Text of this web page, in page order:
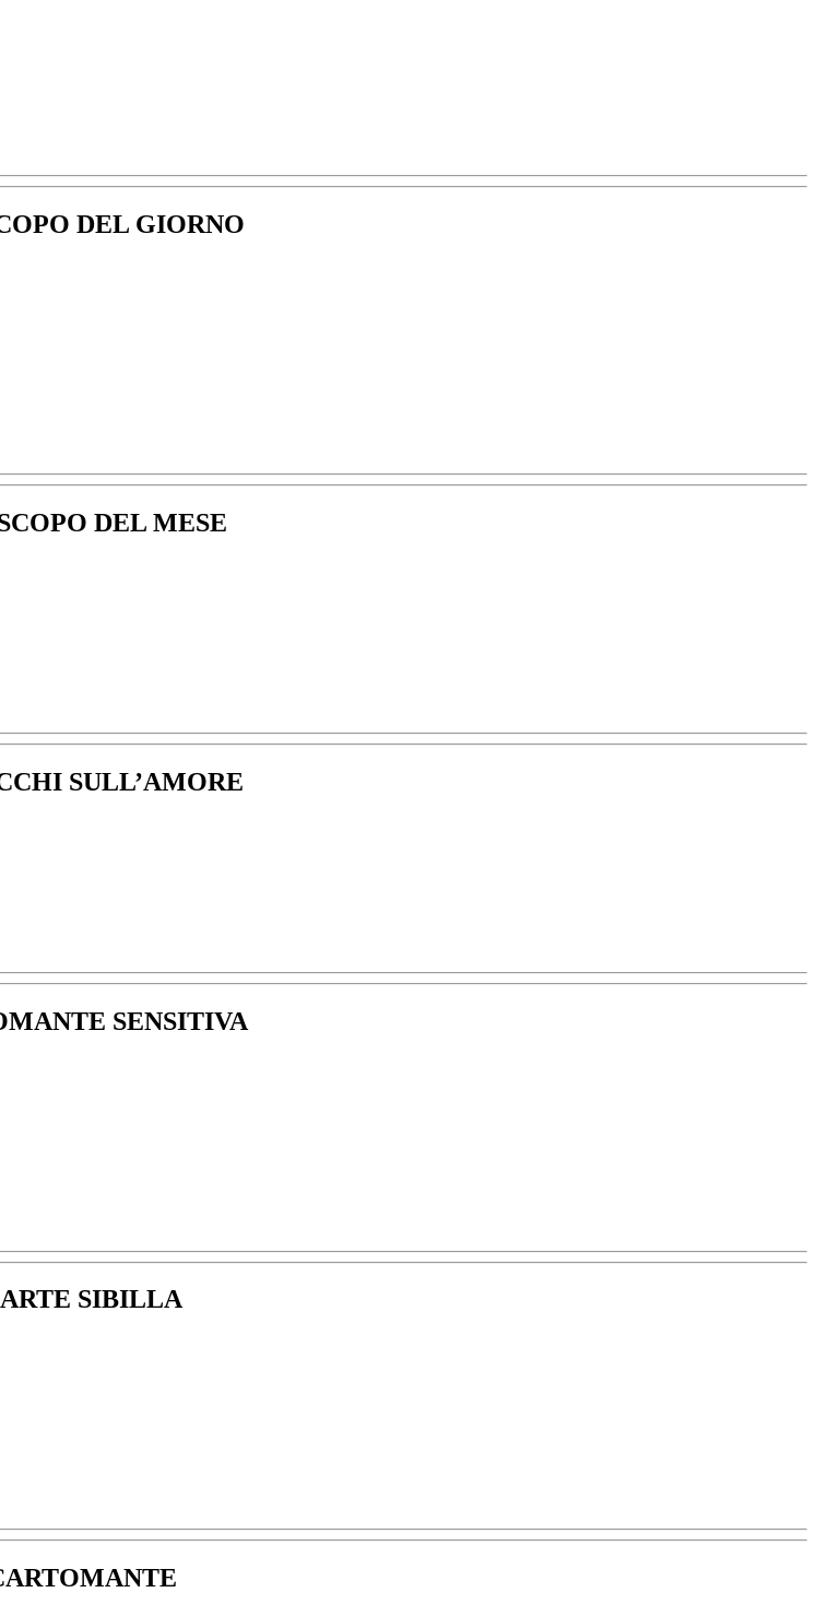
DEL GIORNO
DEL MESE
SULL’AMORE
SENSITIVA
SIBILLA